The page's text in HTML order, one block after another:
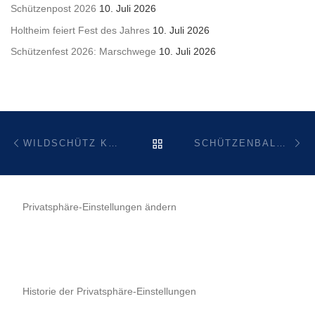
Schützenpost 2026 10. Juli 2026
Holtheim feiert Fest des Jahres 10. Juli 2026
Schützenfest 2026: Marschwege 10. Juli 2026
BeitragsnavigationZURÜCK ZUR
Privatsphäre-Einstellungen ändern
Historie der Privatsphäre-Einstellungen